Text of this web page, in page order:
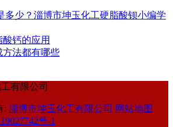
多少？淄博市坤玉化工硬脂酸钡小编学
钙的应用
方法都有哪些
有限公司
: 淄博市坤玉化工有限公司 网站地图
号-1